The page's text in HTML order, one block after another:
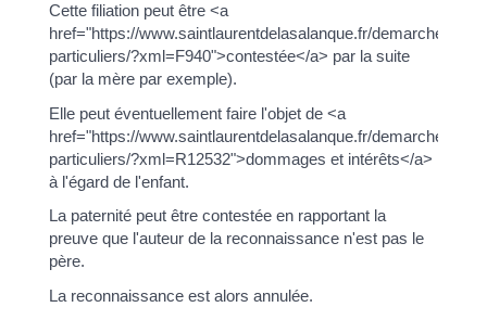
Cette filiation peut être <a
href="https://www.saintlaurentdelasalanque.fr/demarches/sp-
particuliers/?xml=F940">contestée</a> par la suite
(par la mère par exemple).
Elle peut éventuellement faire l'objet de <a
href="https://www.saintlaurentdelasalanque.fr/demarches/sp-
particuliers/?xml=R12532">dommages et intérêts</a>
à l'égard de l'enfant.
La paternité peut être contestée en rapportant la
preuve que l'auteur de la reconnaissance n'est pas le
père.
La reconnaissance est alors annulée.